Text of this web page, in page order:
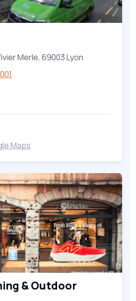
Merle, 69003 Lyon
Maps
& Outdoor